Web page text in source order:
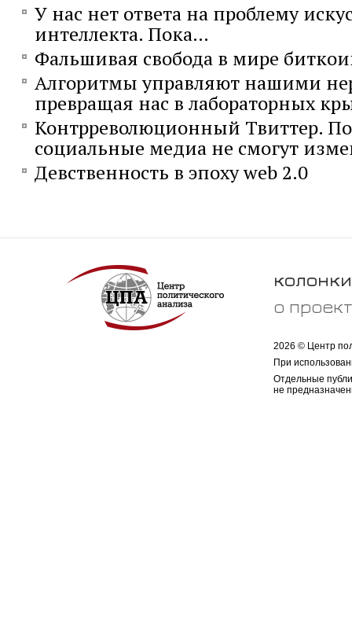
У нас нет ответа на проблему
интеллекта. Пока…
Фальшивая свобода в мире
Алгоритмы управляют нашими
превращая нас в лабораторных
Контрреволюционный Твиттер.
социальные медиа не смогут
Девственность в эпоху web 2.0
колонки
о
2026 © Центр
При
Отдельные
не